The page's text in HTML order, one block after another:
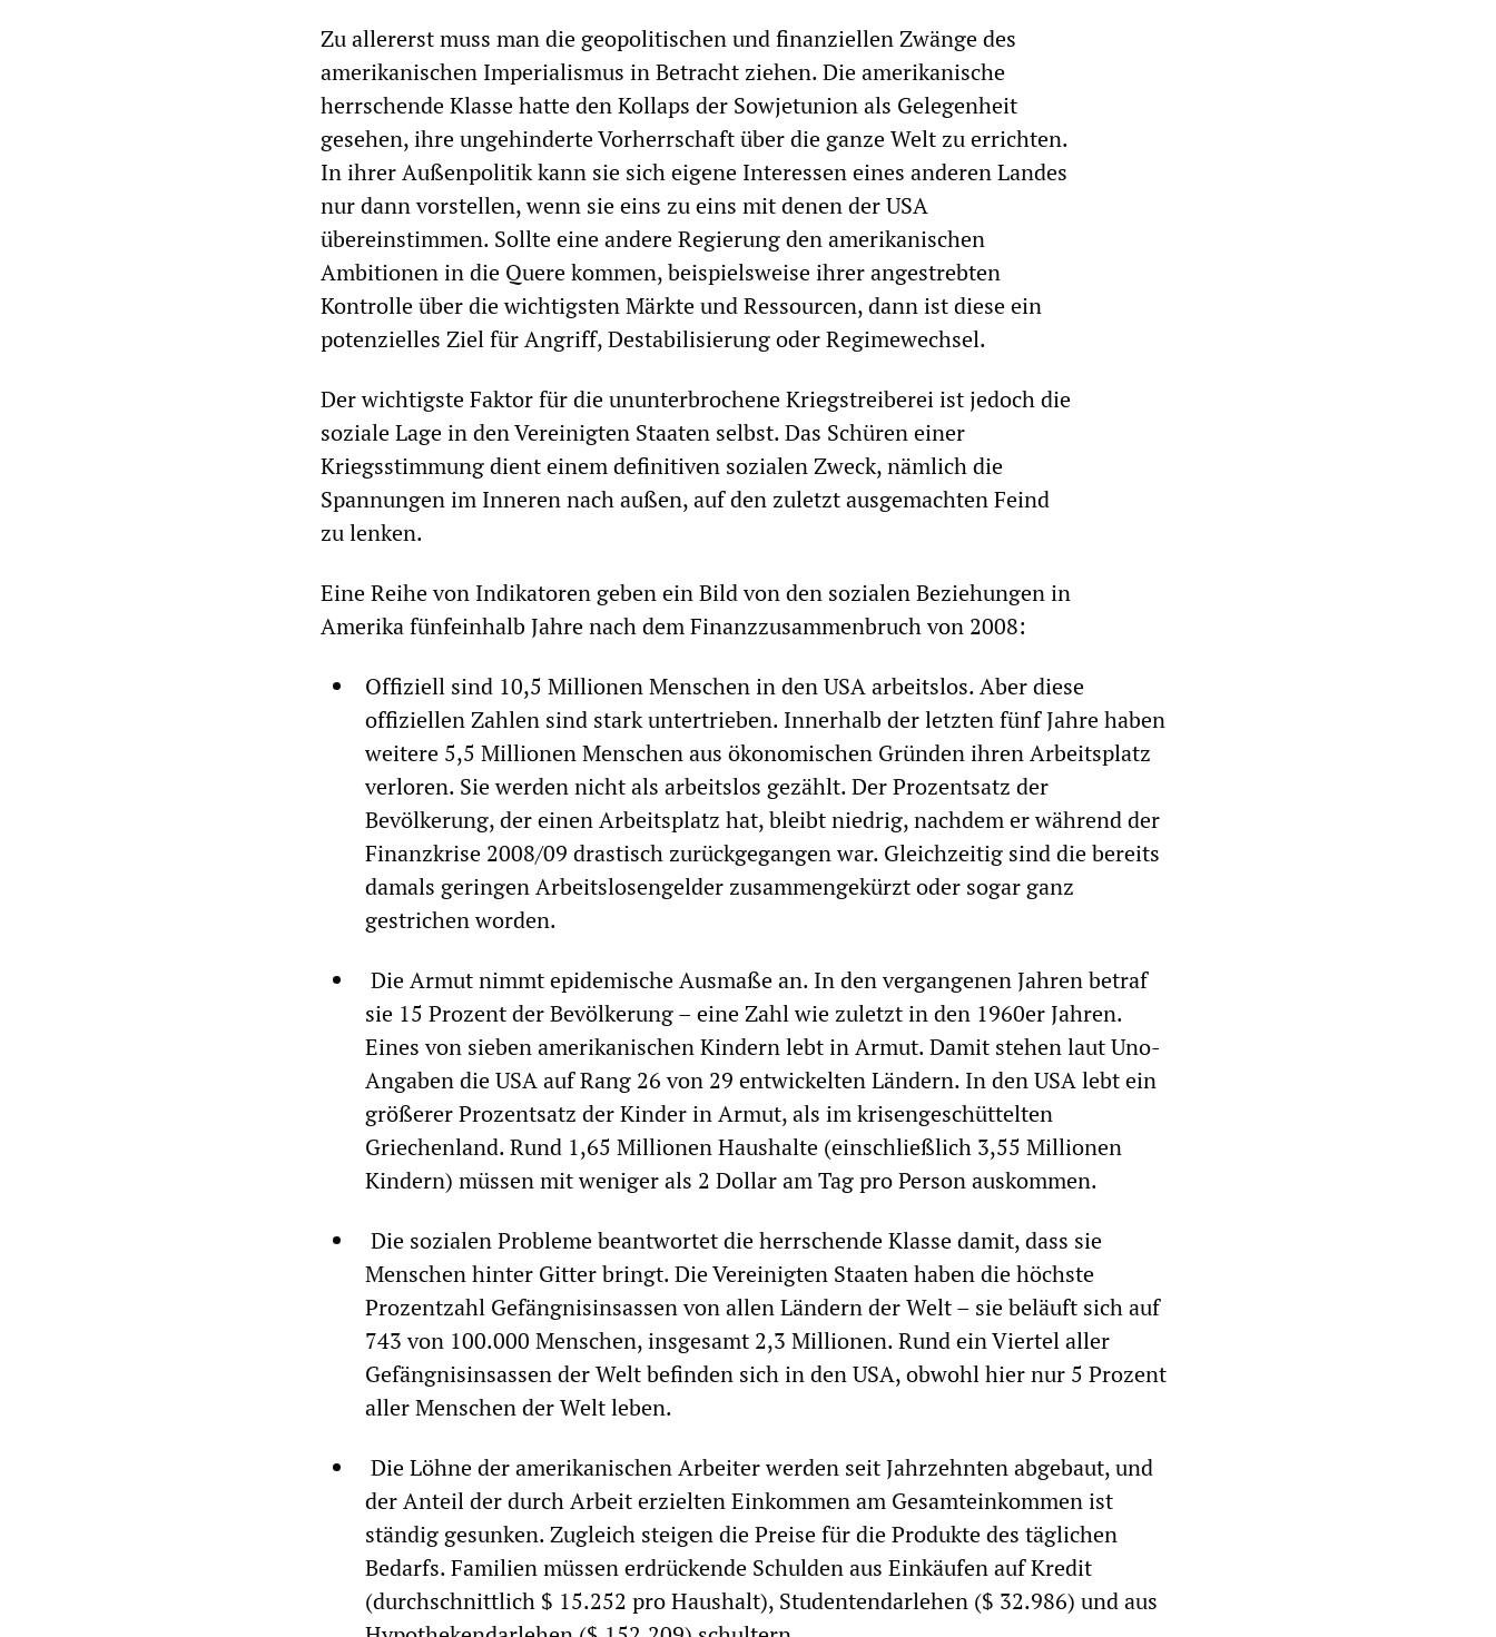
Zu allererst muss man die geopolitischen und finanziellen Zwänge des
amerikanischen Imperialismus in Betracht ziehen. Die amerikanische
herrschende Klasse hatte den Kollaps der Sowjetunion als Gelegenheit
gesehen, ihre ungehinderte Vorherrschaft über die ganze Welt zu errichten.
In ihrer Außenpolitik kann sie sich eigene Interessen eines anderen Landes
nur dann vorstellen, wenn sie eins zu eins mit denen der USA
übereinstimmen. Sollte eine andere Regierung den amerikanischen
Ambitionen in die Quere kommen, beispielsweise ihrer angestrebten
Kontrolle über die wichtigsten Märkte und Ressourcen, dann ist diese ein
potenzielles Ziel für Angriff, Destabilisierung oder Regimewechsel.
Der wichtigste Faktor für die ununterbrochene Kriegstreiberei ist jedoch die
soziale Lage in den Vereinigten Staaten selbst. Das Schüren einer
Kriegsstimmung dient einem definitiven sozialen Zweck, nämlich die
Spannungen im Inneren nach außen, auf den zuletzt ausgemachten Feind
zu lenken.
Eine Reihe von Indikatoren geben ein Bild von den sozialen Beziehungen in
Amerika fünfeinhalb Jahre nach dem Finanzzusammenbruch von 2008:
Offiziell sind 10,5 Millionen Menschen in den USA arbeitslos. Aber diese
offiziellen Zahlen sind stark untertrieben. Innerhalb der letzten fünf Jahre haben
weitere 5,5 Millionen Menschen aus ökonomischen Gründen ihren Arbeitsplatz
verloren. Sie werden nicht als arbeitslos gezählt. Der Prozentsatz der
Bevölkerung, der einen Arbeitsplatz hat, bleibt niedrig, nachdem er während der
Finanzkrise 2008/09 drastisch zurückgegangen war. Gleichzeitig sind die bereits
damals geringen Arbeitslosengelder zusammengekürzt oder sogar ganz
gestrichen worden.
Die Armut nimmt epidemische Ausmaße an. In den vergangenen Jahren betraf
sie 15 Prozent der Bevölkerung – eine Zahl wie zuletzt in den 1960er Jahren.
Eines von sieben amerikanischen Kindern lebt in Armut. Damit stehen laut Uno-
Angaben die USA auf Rang 26 von 29 entwickelten Ländern. In den USA lebt ein
größerer Prozentsatz der Kinder in Armut, als im krisengeschüttelten
Griechenland. Rund 1,65 Millionen Haushalte (einschließlich 3,55 Millionen
Kindern) müssen mit weniger als 2 Dollar am Tag pro Person auskommen.
Die sozialen Probleme beantwortet die herrschende Klasse damit, dass sie
Menschen hinter Gitter bringt. Die Vereinigten Staaten haben die höchste
Prozentzahl Gefängnisinsassen von allen Ländern der Welt – sie beläuft sich auf
743 von 100.000 Menschen, insgesamt 2,3 Millionen. Rund ein Viertel aller
Gefängnisinsassen der Welt befinden sich in den USA, obwohl hier nur 5 Prozent
aller Menschen der Welt leben.
Die Löhne der amerikanischen Arbeiter werden seit Jahrzehnten abgebaut, und
der Anteil der durch Arbeit erzielten Einkommen am Gesamteinkommen ist
ständig gesunken. Zugleich steigen die Preise für die Produkte des täglichen
Bedarfs. Familien müssen erdrückende Schulden aus Einkäufen auf Kredit
(durchschnittlich $ 15.252 pro Haushalt), Studentendarlehen ($ 32.986) und aus